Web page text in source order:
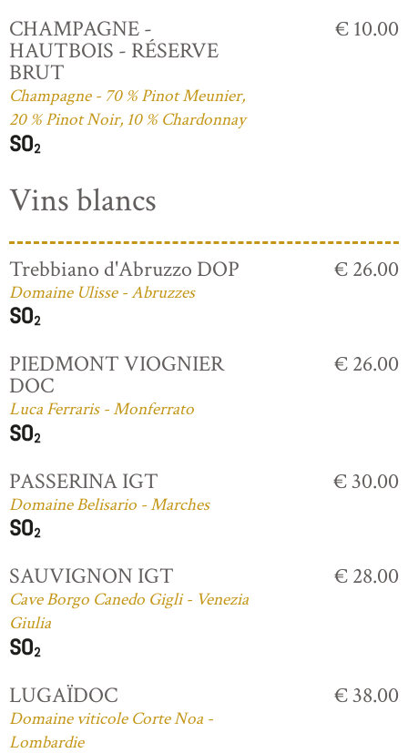
CHAMPAGNE -
HAUTBOIS - RÉSERVE
BRUT
Champagne - 70 % Pinot Meunier,
20 % Pinot Noir, 10 % Chardonnay
€ 10.00
Vins blancs
Trebbiano d'Abruzzo DOP
Domaine Ulisse - Abruzzes
€ 26.00
PIEDMONT VIOGNIER
DOC
Luca Ferraris - Monferrato
€ 26.00
PASSERINA IGT
Domaine Belisario - Marches
€ 30.00
SAUVIGNON IGT
Cave Borgo Canedo Gigli - Venezia
Giulia
€ 28.00
LUGAÏDOC
Domaine viticole Corte Noa -
Lombardie
€ 38.00